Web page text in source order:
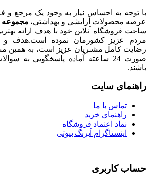
با توجه به احساس نیاز به وجود یک مرجع و
عرصه محصولات آرایشی و بهداشتی، مجموعه
ساخت فروشگاه آنلاین خود با هدف ارائه
مردم عزیز کشورمان نموده است.هدف و
رضایت کامل مشتریان عزیز است، به همین
صورت 24 ساعته آماده پاسخگویی به
باشند.
راهنمای سایت
تماس با ما
راهنمای خرید
نماد اعتماد فروشگاه
اینستاگرام آبرنگ بیوتی
حساب کاربری